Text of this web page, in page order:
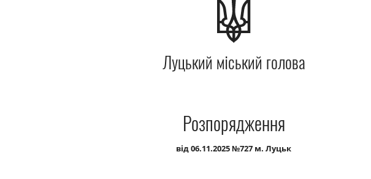
Луцький міський голова
Розпорядження
від 06.11.2025 №727 м. Луцьк